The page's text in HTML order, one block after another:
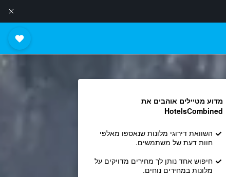
מדוע מטיילים אוהבים את
HotelsCombined
השוואת דירוגי מלונות שנאספו מאלפי
חוות דעת של משתמשים.
חיפוש אחד נותן לך מחירים מדויקים על
מלונות במחירים נוחים.